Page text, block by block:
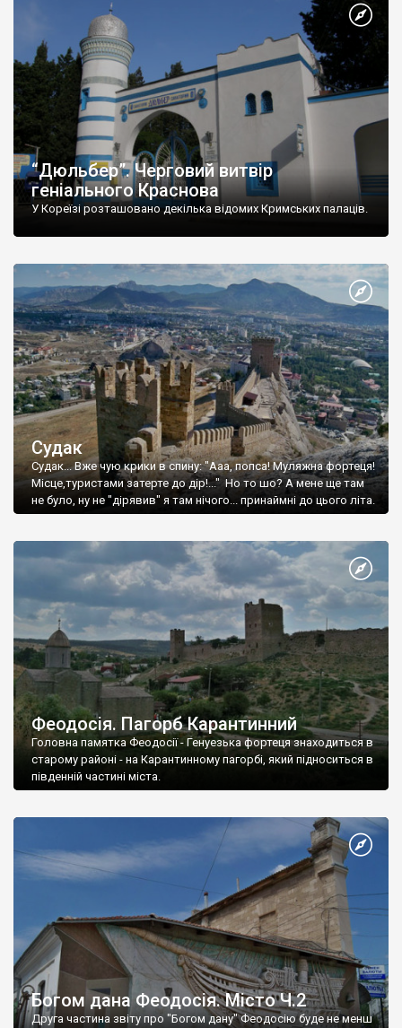
“Дюльбер”. Черговий витвір
геніального Краснова
У Кореїзі розташовано декілька відомих Кримських палаців.
Судак
Судак... Вже чую крики в спину: "Ааа, попса! Муляжна фортеця!
Місце,туристами затерте до дір!..." Но то шо? А мене ще там
не було, ну не "дірявив" я там нічого... принаймні до цього літа.
Феодосія. Пагорб Карантинний
Головна памятка Феодосії - Генуезька фортеця знаходиться в
старому районі - на Карантинному пагорбі, який підноситься в
південній частині міста.
Богом дана Феодосія. Місто Ч.2
Друга частина звіту про "Богом дану" Феодосію буде не менш